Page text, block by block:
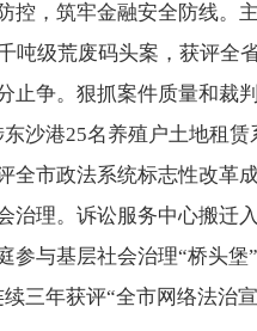
控，筑牢金融安全防线。
吨级荒废码头案，获评全
争。狠抓案件质量和裁判
沙港25名养殖户土地租
全市政法系统标志性改革
理。诉讼服务中心搬迁入
参与基层社会治理“桥头
三年获评“全市网络法治